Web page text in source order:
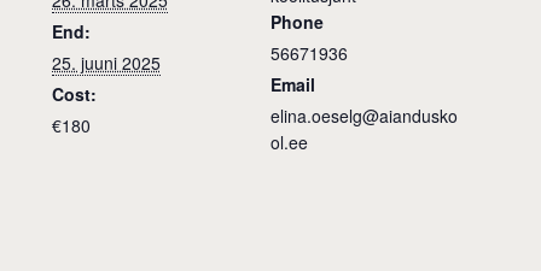
End:
25. juuni 2025
Cost:
€180
Phone
56671936
Email
elina.oeselg@aiandusko
ol.ee